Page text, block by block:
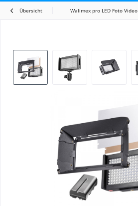
Übersicht Walimex pro LED Foto Video